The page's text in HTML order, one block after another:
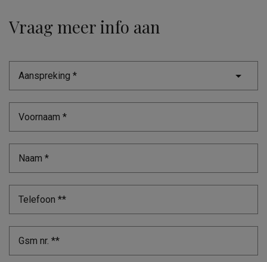
Vraag meer info aan
Aanspreking *